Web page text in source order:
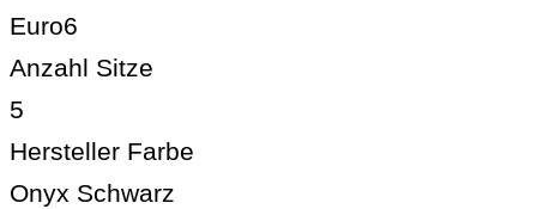
Euro6
Anzahl Sitze
5
Hersteller Farbe
Onyx Schwarz